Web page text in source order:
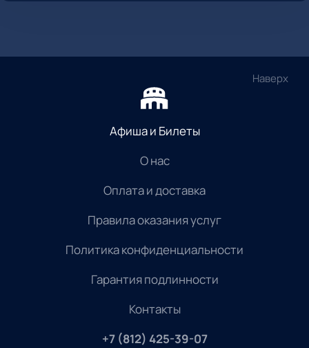
Наверх
Афиша и Билеты
О нас
Оплата и доставка
Правила оказания услуг
Политика конфиденциальности
Гарантия подлинности
Контакты
+7 (812) 425-39-07